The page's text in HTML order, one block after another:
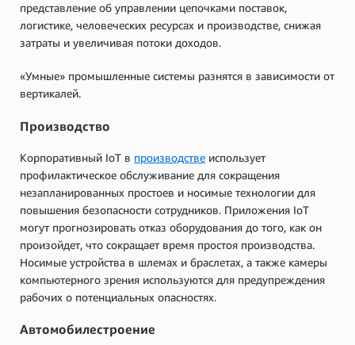
представление об управлении цепочками поставок,
логистике, человеческих ресурсах и производстве, снижая
затраты и увеличивая потоки доходов.
«Умные» промышленные системы разнятся в зависимости от
вертикалей.
Производство
Корпоративный IoT в производстве использует
профилактическое обслуживание для сокращения
незапланированных простоев и носимые технологии для
повышения безопасности сотрудников. Приложения IoT
могут прогнозировать отказ оборудования до того, как он
произойдет, что сокращает время простоя производства.
Носимые устройства в шлемах и браслетах, а также камеры
компьютерного зрения используются для предупреждения
рабочих о потенциальных опасностях.
Автомобилестроение